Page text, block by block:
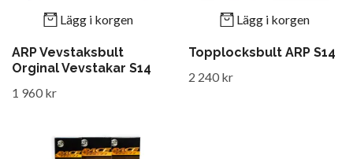
Lägg i korgen
ARP Vevstaksbult
Orginal Vevstakar S14
1 960 kr
Lägg i korgen
Topplocksbult ARP S14
2 240 kr